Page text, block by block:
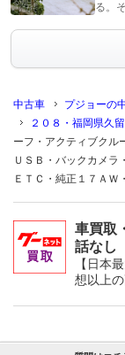
る。
中古車 プジョーの
２０８・福岡県久
ーフ・アクティブクル
ＵＳＢ・バックカメラ
ＥＴＣ・純正１７ＡＷ
車買取
話なし
【日本
想以上